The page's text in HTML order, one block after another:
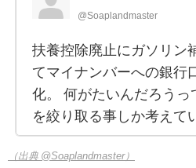
@Soaplandmaster
扶養控除廃止にガソリン
てマイナンバーへの銀行
化。 何がたいんだろうっ
を絞り取る事しか考えて
（出典 @Soaplandmaster）